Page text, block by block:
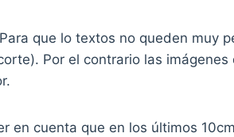
que lo textos no queden muy
Por el contrario las
en cuenta que en los últimos